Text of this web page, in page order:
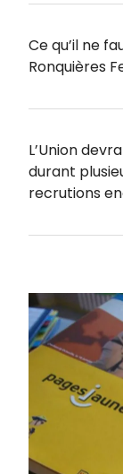
Ce qu’il ne
Ronquières
L’Union
durant
recrutions